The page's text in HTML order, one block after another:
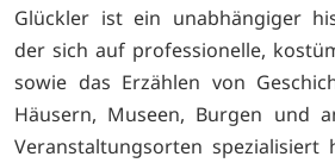
Glückler ist ein unabhängiger
der sich auf professionelle,
sowie das Erzählen von
Häusern, Museen, Burgen und
Veranstaltungsorten spezialisiert